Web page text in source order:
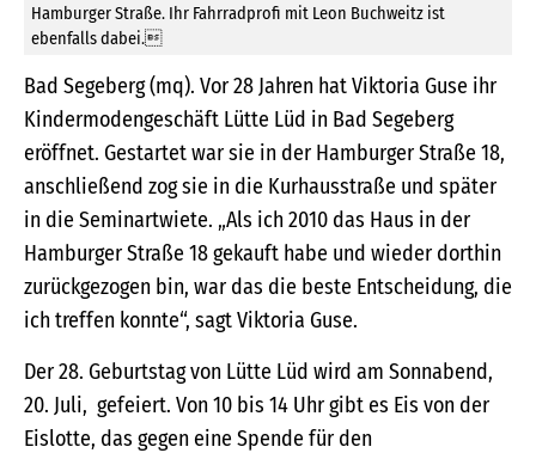
Hamburger Straße. Ihr Fahrradprofi mit Leon Buchweitz ist
ebenfalls dabei.
Bad Segeberg (mq). Vor 28 Jahren hat Viktoria Guse ihr
Kindermodengeschäft Lütte Lüd in Bad Segeberg
eröffnet. Gestartet war sie in der Hamburger Straße 18,
anschließend zog sie in die Kurhausstraße und später
in die Seminartwiete. „Als ich 2010 das Haus in der
Hamburger Straße 18 gekauft habe und wieder dorthin
zurückgezogen bin, war das die beste Entscheidung, die
ich treffen konnte“, sagt Viktoria Guse.
Der 28. Geburtstag von Lütte Lüd wird am Sonnabend,
20. Juli, gefeiert. Von 10 bis 14 Uhr gibt es Eis von der
Eislotte, das gegen eine Spende für den